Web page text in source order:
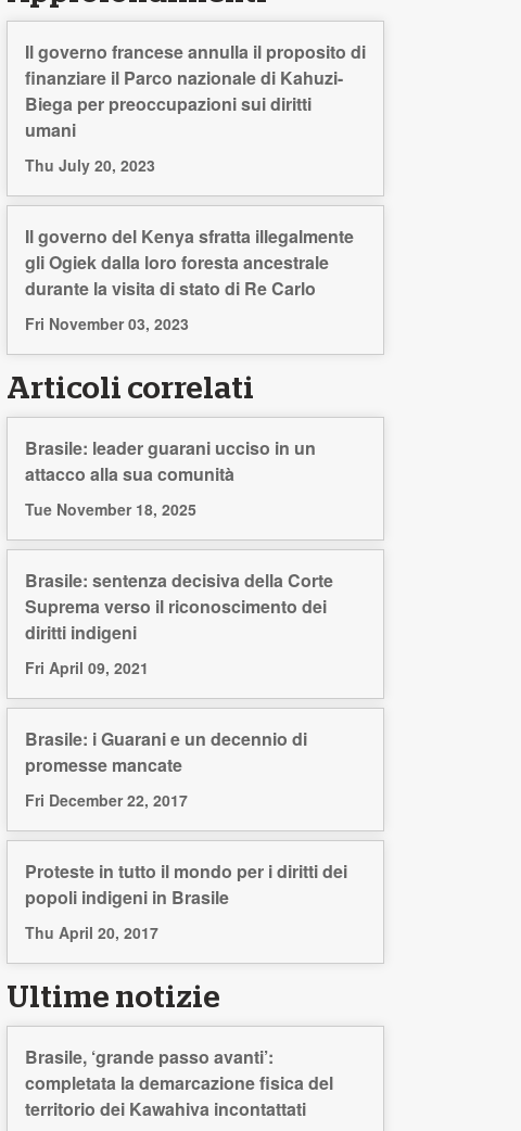
Il governo francese annulla il proposito di
finanziare il Parco nazionale di Kahuzi-
Biega per preoccupazioni sui diritti
umani
Thu July 20, 2023
Il governo del Kenya sfratta illegalmente
gli Ogiek dalla loro foresta ancestrale
durante la visita di stato di Re Carlo
Fri November 03, 2023
Articoli correlati
Brasile: leader guarani ucciso in un
attacco alla sua comunità
Tue November 18, 2025
Brasile: sentenza decisiva della Corte
Suprema verso il riconoscimento dei
diritti indigeni
Fri April 09, 2021
Brasile: i Guarani e un decennio di
promesse mancate
Fri December 22, 2017
Proteste in tutto il mondo per i diritti dei
popoli indigeni in Brasile
Thu April 20, 2017
Ultime notizie
Brasile, ‘grande passo avanti’:
completata la demarcazione fisica del
territorio dei Kawahiva incontattati